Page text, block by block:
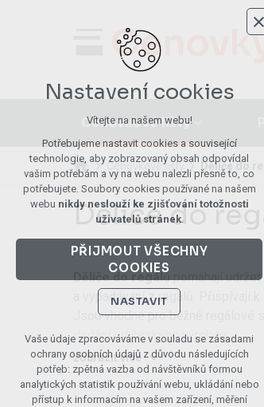
Cenovkové lišty
Cenovkové lišty Děliče do
Děliče do
Děliče do regálůpomáhají
a vypadávání z regálů. Přispívají
Jsou vhodné pro běžné
dodání od českého výrobce.
zobrazit více
zobrazit méně
Nastavení cookies
Vítejte na našem webu!
Potřebujeme nastavit cookies a související
technologie, aby zobrazovaný obsah odpovídal
vašim potřebám a vy na webu nalezli přesně to, co
potřebujete. Soubory cookies používané na našem
webu nikdy neslouží ke zjišťování totožnosti
uživatelů stránek.
PŘIJMOUT VŠECHNY
COOKIES
NASTAVIT
Technická cookies
nutná pro provozování webu
udržení kontextu stránek (session): případná
přihlášení, volby jazyka, apod.
Vaše údaje zpracováváme v souladu se zásadami
ochrany osobních údajů z důvodu následujících
potřeb: zpětná vazba od návštěvníků formou
analytických statistik používání webu, ukládání nebo
přístup k informacím na vašem zařízení, měření